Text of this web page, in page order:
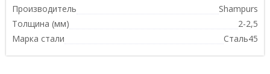
Производитель
Shampurs
Толщина (мм)
2-2,5
Марка стали
Сталь45